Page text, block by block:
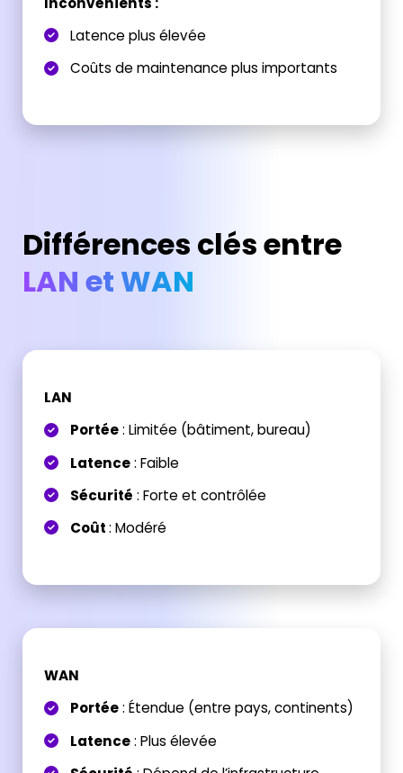
Latence plus élevée
Coûts de maintenance plus importants
Différences clés entre
LAN et WAN
LAN
Portée: Limitée (bâtiment, bureau)
Latence: Faible
Sécurité : Forte et contrôlée
Coût : Modéré
WAN
Portée: Étendue (entre pays, continents)
Latence: Plus élevée